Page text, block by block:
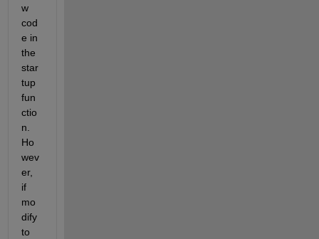
w
cod
e in
the
star
tup
fun
ctio
n.
Ho
wev
er,
if
mo
dify
to